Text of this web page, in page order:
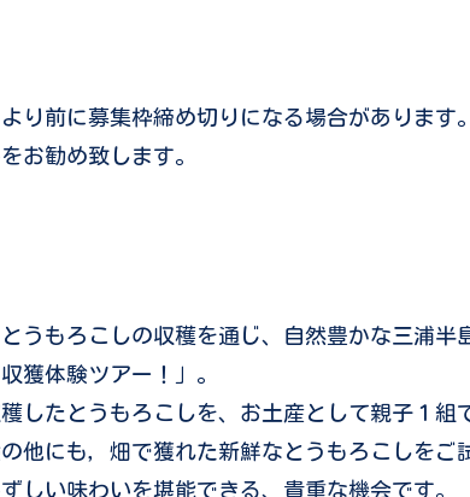
り前に募集枠締め切りになる場合があります。
お勧め致します。
とうもろこしの収穫を通じ、
自然豊かな三浦半
獲体験ツアー！」。
したとうもろこしを、 お土産として親子１組
他にも， 畑で獲れた新鮮なとうもろこしをご
しい味わいを堪能できる、貴重な機会です。